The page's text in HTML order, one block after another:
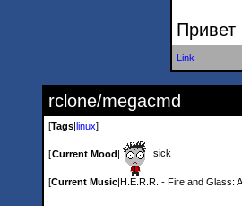
Привет
Link
rclone/megacmd
[Tags|linux]
[Current Mood| sick
[Current Music|H.E.R.R. - Fire and Glass: